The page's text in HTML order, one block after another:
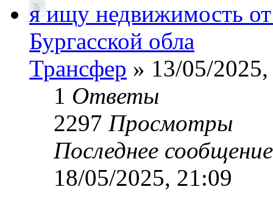
я ищу недвижимость от
Бургасской обла
Трансфер » 13/05/
1 Ответы
2297 Просмотры
Последнее
18/05/2025, 21:09